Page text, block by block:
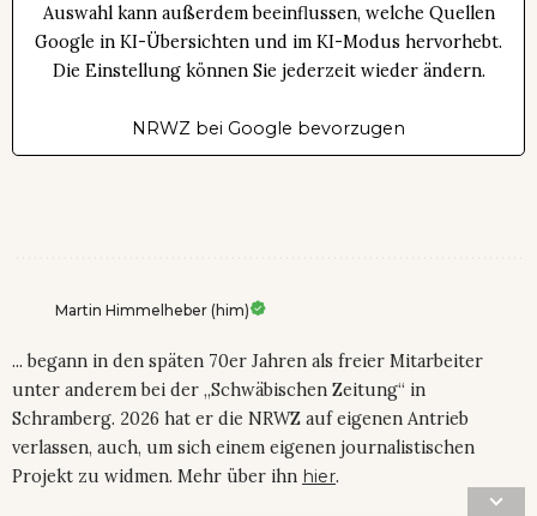
Auswahl kann außerdem beeinflussen, welche Quellen
Google in KI-Übersichten und im KI-Modus hervorhebt.
Die Einstellung können Sie jederzeit wieder ändern.
NRWZ bei Google bevorzugen
Martin Himmelheber (him)
... begann in den späten 70er Jahren als freier Mitarbeiter
unter anderem bei der „Schwäbischen Zeitung“ in
Schramberg. 2026 hat er die NRWZ auf eigenen Antrieb
verlassen, auch, um sich einem eigenen journalistischen
Projekt zu widmen. Mehr über ihn hier.